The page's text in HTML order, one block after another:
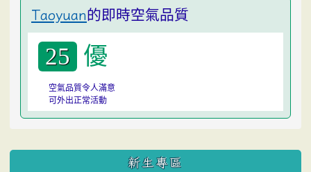
Taoyuan的即時空氣品質
25 優
空氣品質令人滿意
可外出正常活動
:::
新生專區